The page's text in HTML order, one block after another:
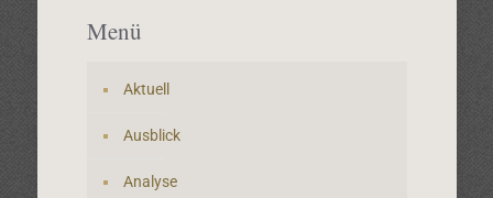
Menü
Aktuell
Ausblick
Analyse